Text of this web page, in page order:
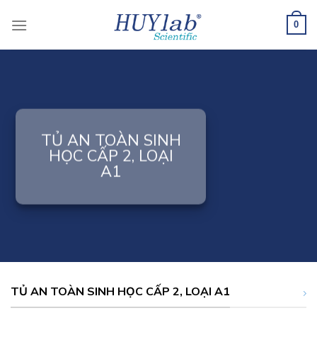
0
TỦ AN TOÀN SINH
HỌC CẤP 2, LOẠI
A1
TỦ AN TOÀN SINH HỌC CẤP 2, LOẠI A1